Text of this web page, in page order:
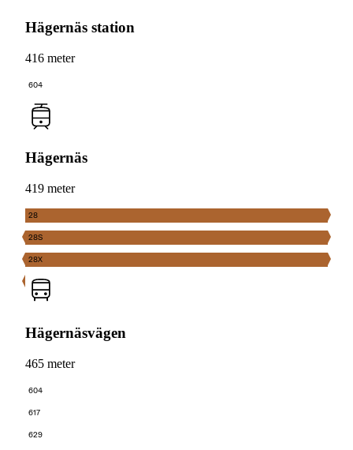
Hägernäs station
416 meter
604
Hägernäs
419 meter
28
28S
28X
Hägernäsvägen
465 meter
604
617
629